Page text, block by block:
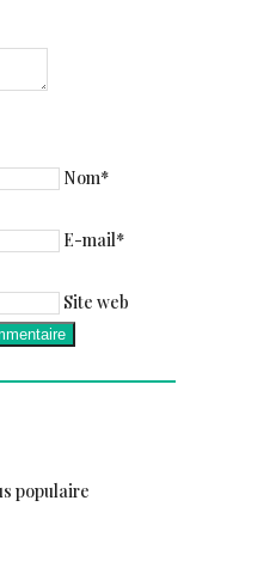
Nom*
E-mail*
Site web
populaire